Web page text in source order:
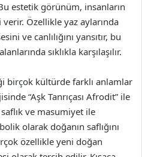
estetik görünüm, insanların
Özellikle yaz aylarında
ve canlılığını yansıtır, bu
sıklıkla karşılaşılır.
birçok kültürde farklı anlamlar
“Aşk Tanrıçası Afrodit” ile
saflık ve masumiyet ile
olarak doğanın saflığını
özellikle yeni doğan